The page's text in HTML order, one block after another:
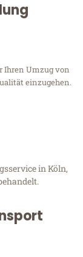
Ihren Umzug von
einzugehen.
in Köln,